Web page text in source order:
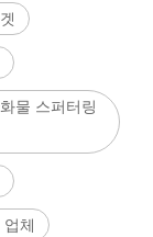
물 스퍼터링
체